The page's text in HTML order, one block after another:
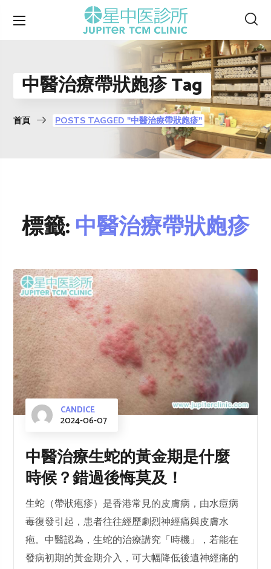
中醫治療帶狀皰疹 Tag
首頁 POSTS TAGGED "中醫治療帶狀皰疹"
標籤:中醫治療帶狀皰疹
CANDICE
2024-06-07
中醫治療生蛇的黃金期是什麼
時候？錯過後悔莫及！
生蛇（帶狀疱疹）是香港常見的皮膚病，由水痘病
毒復發引起，患者往往經歷劇烈神經痛與皮膚水
疱。中醫認為，生蛇的治療講究「時機」，若能在
發病初期的黃金期介入，可大幅降低後遺神經痛的